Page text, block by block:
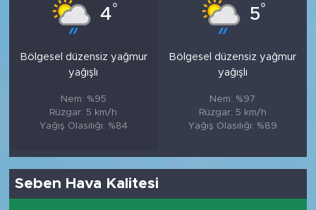
4°
Bölgesel düzensiz yağmur
yağışlı
Nem: %95
Rüzgar: 5 km/h
Yağış Olasılığı: %84
5°
Bölgesel düzensiz yağmur
yağışlı
Nem: %97
Rüzgar: 5 km/h
Yağış Olasılığı: %89
Seben Hava Kalitesi